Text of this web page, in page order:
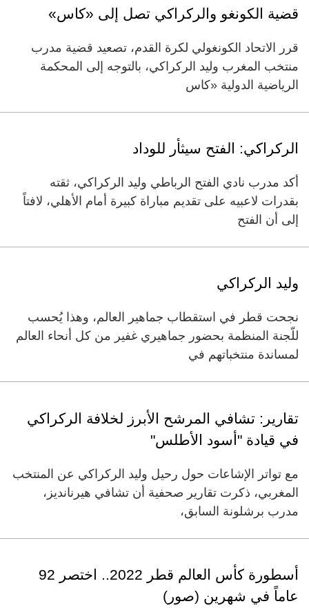
قضية الكونغو والركراكي تصل إلى «كاس»
قرر الاتحاد الكونغولي لكرة القدم، تصعيد قضية مدرب
منتخب المغرب وليد الركراكي، بالتوجه إلى المحكمة
الرياضية الدولية «كاس
الركراكي: الفتح سيثأر للوداد
أكد مدرب نادي الفتح الرباطي وليد الركراكي، ثقته
بقدرات لاعبيه على تقديم مباراة كبيرة أمام الأهلي، لافتاً
إلى أن الفتح
وليد الركراكي
نجحت قطر في استقطاب جماهير العالم، وهذا يُحسب
للّجنة المنظمة بحضور جماهيري غفير من كل أنحاء العالم
لمساندة منتخباتهم في
تقارير: تشافي المرشح الأبرز لخلافة الركراكي
في قيادة "أسود الأطلس"
مع تواتر الإشاعات حول رحيل وليد الركراكي عن المنتخب
المغربي، ذكرت تقارير صحفية أن تشافي هيرنانديز،
مدرب برشلونة السابق،
أسطورة كأس العالم قطر 2022.. اختصر 92
عاماً في شهرين (صور)